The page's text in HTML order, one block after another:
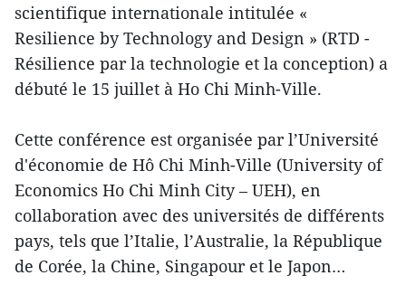
scientifique internationale intitulée «
Resilience by Technology and Design » (RTD -
Résilience par la technologie et la conception) a
débuté le 15 juillet à Ho Chi Minh-Ville.
Cette conférence est organisée par l’Université
d'économie de Hô Chi Minh-Ville (University of
Economics Ho Chi Minh City – UEH), en
collaboration avec des universités de différents
pays, tels que l’Italie, l’Australie, la République
de Corée, la Chine, Singapour et le Japon…